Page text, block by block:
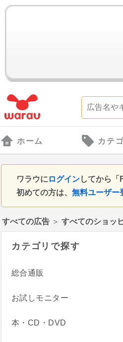
ホーム カテ
ワラウに ログインしてから
初めての方は、 無料ユーザー
すべての広告 ＞ すべてのショッ
カテゴリで探す
総合通販
お試しモニター
本・CD・DVD